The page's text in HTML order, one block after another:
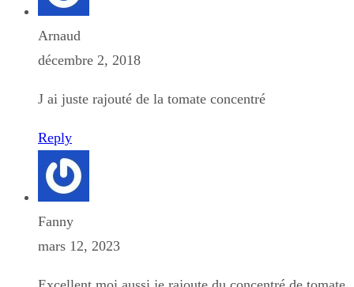
Arnaud
décembre 2, 2018
J ai juste rajouté de la tomate concentré
Reply
Fanny
mars 12, 2023